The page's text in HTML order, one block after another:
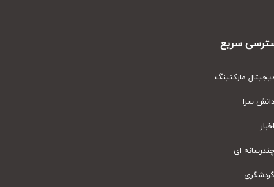
سریع
مارکتینگ
سرا
ای